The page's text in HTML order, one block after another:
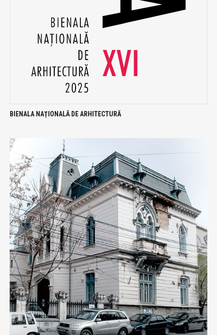
BIENALA NAȚIONALĂ DE ARHITECTURĂ